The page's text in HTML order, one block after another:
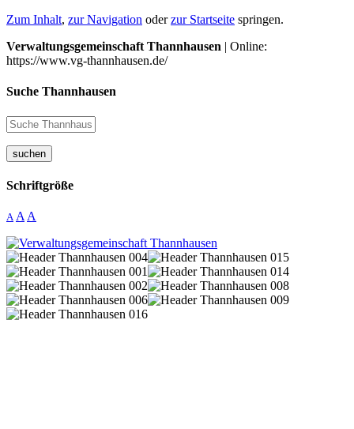
Zum Inhalt, zur Navigation oderzur Startseite springen.
Verwaltungsgemeinschaft Thannhausen | Online:
https://www.vg-thannhausen.de/
Suche Thannhausen
suchen
Schriftgröße
A A A